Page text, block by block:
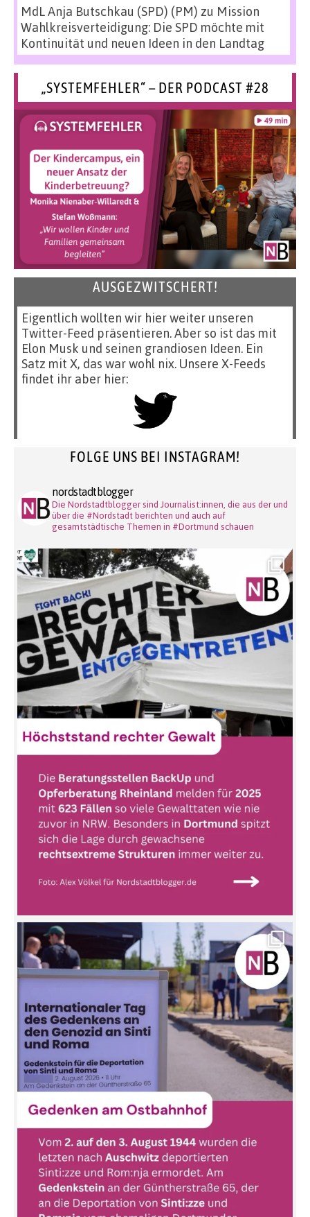
MdL Anja Butschkau (SPD) (PM) zu Mission
Wahlkreisverteidigung: Die SPD möchte mit
Kontinuität und neuen Ideen in den Landtag
„SYSTEMFEHLER“ – DER PODCAST #28
AUSGEZWITSCHERT!
Eigentlich wollten wir hier weiter unseren
Twitter-Feed präsentieren. Aber so ist das mit
Elon Musk und seinen grandiosen Ideen. Ein
Satz mit X, das war wohl nix. Unsere X-Feeds
findet ihr aber hier:
FOLGE UNS BEI INSTAGRAM!
nordstadtblogger
Die Nordstadtblogger sind Journalist:innen, die aus der und
über die #Nordstadt berichten und auch auf
gesamtstädtische Themen in #Dortmund schauen